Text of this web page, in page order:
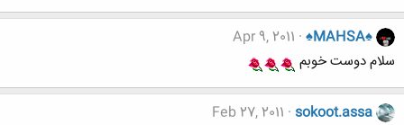
♠MAHSA♠
Apr 9, 2011
سلام دوست خوبم
sokoot.assa
Feb 27, 2011